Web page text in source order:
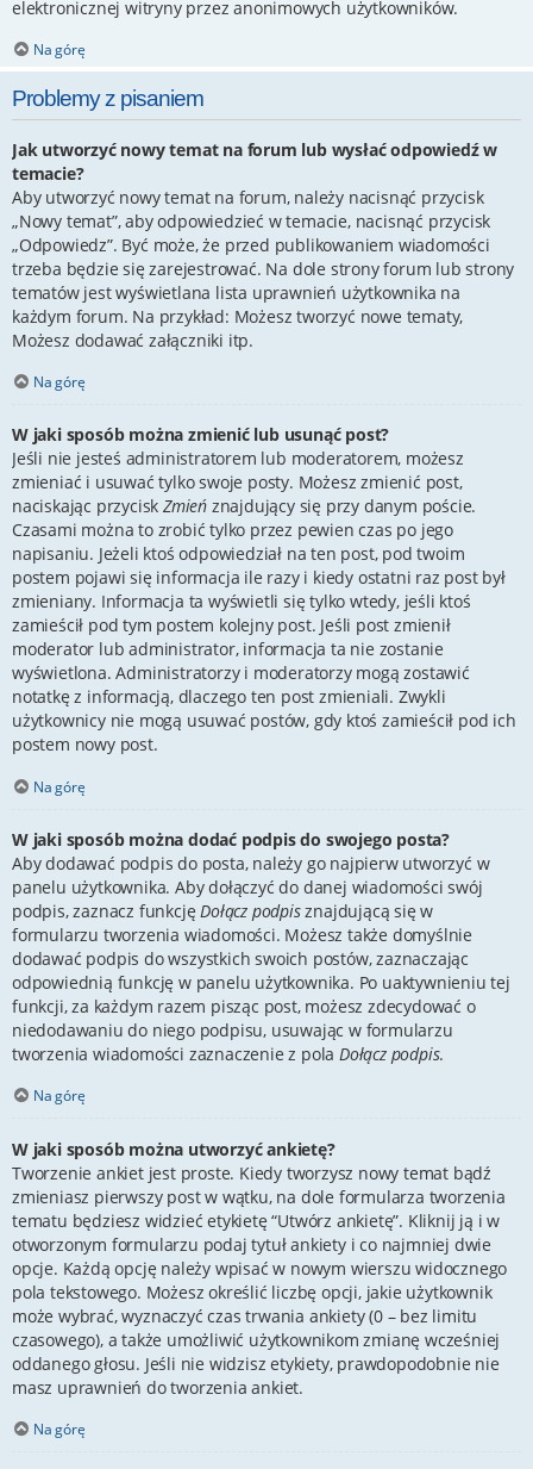
elektronicznej witryny przez anonimowych użytkowników.
Na górę
Problemy z pisaniem
Jak utworzyć nowy temat na forum lub wysłać odpowiedź w
temacie?
Aby utworzyć nowy temat na forum, należy nacisnąć przycisk
„Nowy temat”, aby odpowiedzieć w temacie, nacisnąć przycisk
„Odpowiedz”. Być może, że przed publikowaniem wiadomości
trzeba będzie się zarejestrować. Na dole strony forum lub strony
tematów jest wyświetlana lista uprawnień użytkownika na
każdym forum. Na przykład: Możesz tworzyć nowe tematy,
Możesz dodawać załączniki itp.
Na górę
W jaki sposób można zmienić lub usunąć post?
Jeśli nie jesteś administratorem lub moderatorem, możesz
zmieniać i usuwać tylko swoje posty. Możesz zmienić post,
naciskając przyciskZmień znajdujący się przy danym poście.
Czasami można to zrobić tylko przez pewien czas po jego
napisaniu. Jeżeli ktoś odpowiedział na ten post, pod twoim
postem pojawi się informacja ile razy i kiedy ostatni raz post był
zmieniany. Informacja ta wyświetli się tylko wtedy, jeśli ktoś
zamieścił pod tym postem kolejny post. Jeśli post zmienił
moderator lub administrator, informacja ta nie zostanie
wyświetlona. Administratorzy i moderatorzy mogą zostawić
notatkę z informacją, dlaczego ten post zmieniali. Zwykli
użytkownicy nie mogą usuwać postów, gdy ktoś zamieścił pod ich
postem nowy post.
Na górę
W jaki sposób można dodać podpis do swojego posta?
Aby dodawać podpis do posta, należy go najpierw utworzyć w
panelu użytkownika. Aby dołączyć do danej wiadomości swój
podpis, zaznacz funkcjęDołącz podpisznajdującą się w
formularzu tworzenia wiadomości. Możesz także domyślnie
dodawać podpis do wszystkich swoich postów, zaznaczając
odpowiednią funkcję w panelu użytkownika. Po uaktywnieniu tej
funkcji, za każdym razem pisząc post, możesz zdecydować o
niedodawaniu do niego podpisu, usuwając w formularzu
tworzenia wiadomości zaznaczenie z polaDołącz podpis.
Na górę
W jaki sposób można utworzyć ankietę?
Tworzenie ankiet jest proste. Kiedy tworzysz nowy temat bądź
zmieniasz pierwszy post w wątku, na dole formularza tworzenia
tematu będziesz widzieć etykietę “Utwórz ankietę”. Kliknij ją i w
otworzonym formularzu podaj tytuł ankiety i co najmniej dwie
opcje. Każdą opcję należy wpisać w nowym wierszu widocznego
pola tekstowego. Możesz określić liczbę opcji, jakie użytkownik
może wybrać, wyznaczyć czas trwania ankiety (0 – bez limitu
czasowego), a także umożliwić użytkownikom zmianę wcześniej
oddanego głosu. Jeśli nie widzisz etykiety, prawdopodobnie nie
masz uprawnień do tworzenia ankiet.
Na górę